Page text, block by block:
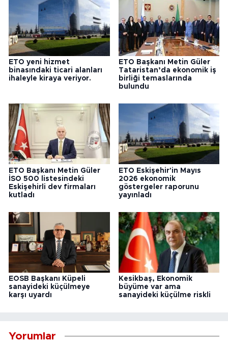
ETO yeni hizmet
binasındaki ticari alanları
ihaleyle kiraya veriyor.
ETO Başkanı Metin Güler
Tataristan’da ekonomik iş
birliği temaslarında
bulundu
ETO Başkanı Metin Güler
İSO 500 listesindeki
Eskişehirli dev firmaları
kutladı
ETO Eskişehir'in Mayıs
2026 ekonomik
göstergeler raporunu
yayınladı
EOSB Başkanı Küpeli
sanayideki küçülmeye
karşı uyardı
Kesikbaş, Ekonomik
büyüme var ama
sanayideki küçülme riskli
Yorumlar